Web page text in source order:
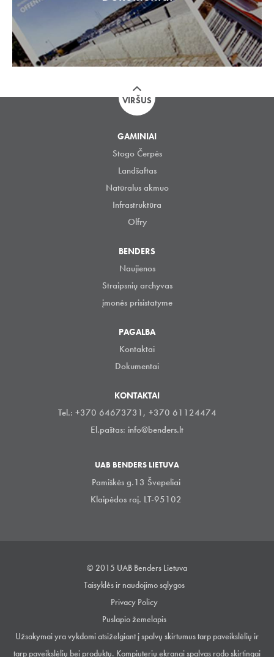
VIRŠUS
GAMINIAI
Stogo Čerpės
Landšaftas
Natūralus akmuo
Infrastruktūra
Olfry
BENDERS
Naujienos
Straipsnių archyvas
įmonės prisistatyme
PAGALBA
Kontaktai
Dokumentai
KONTAKTAI
Tel.: +370 64673731, +370 61124474
El.paštas: info@benders.lt
UAB BENDERS LIETUVA
Pamiškės g.13 Švepeliai
Klaipėdos raj. LT-95102
© 2015 UAB Benders Lietuva
Taisyklės ir naudojimo sąlygos
Privacy Policy
Puslapio žemelapis
Užsakymai yra vykdomi atsiželgiant į spalvų skirtumus tarp paveikslėlių ir
tarp paveikslėlių bei produktų. Kompiuterių ekranai spalvas rodo skirtingai